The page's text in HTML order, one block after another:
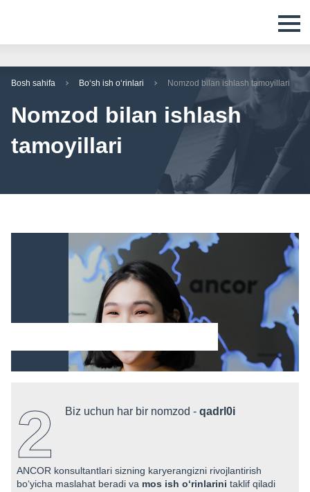
Bosh sahifa Boʻsh ish oʻrinlari Nomzod bilan ishlash tamoyillari
Nomzod bilan ishlash
tamoyillari
2 Biz uchun har bir nomzod - qadrl0i
ANCOR konsultantlari sizning karyerangizni rivojlantirish
boʻyicha maslahat beradi va mos ish oʻrinlarini taklif qiladi